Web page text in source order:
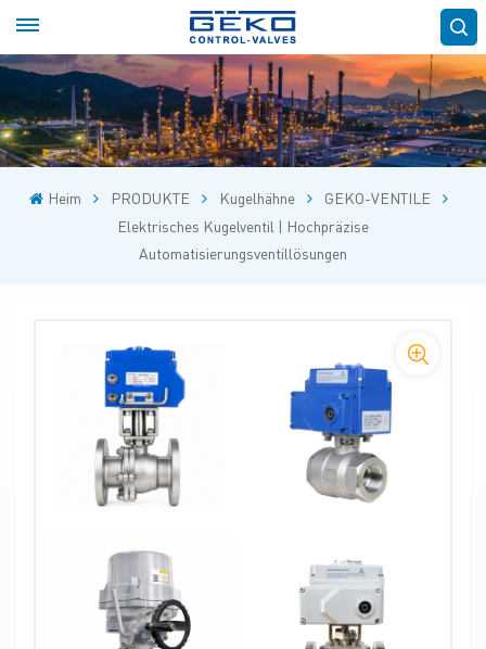
Heim PRODUKTE Kugelhähne
GEKO-VENTILE
Elektrisches Kugelventil | Hochpräzise
Automatisierungsventillösungen